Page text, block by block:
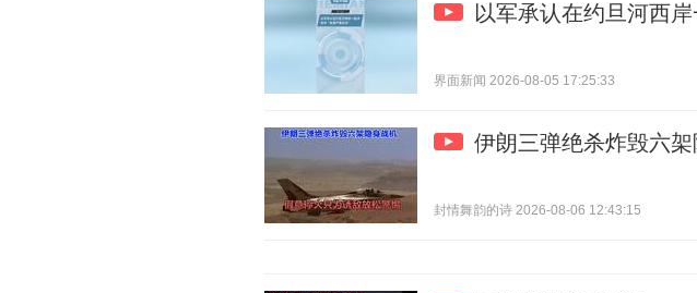
以军承认在约旦河西
界面新闻 2026-08-05 17:25:33
伊朗三弹绝杀炸毁六
封情舞韵的诗 2026-08-06 12:43:15